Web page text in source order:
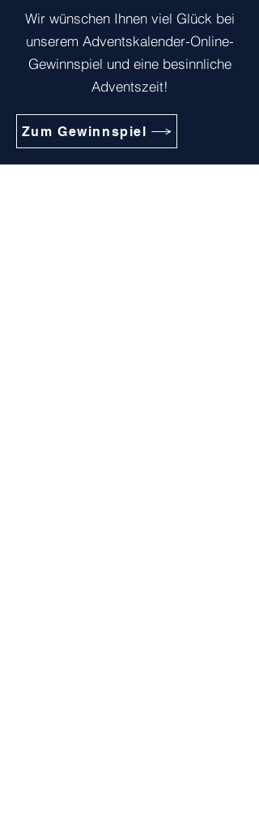
Wir wünschen Ihnen viel Glück bei
unserem Adventskalender-Online-
Gewinnspiel und eine besinnliche
Adventszeit!
Zum Gewinnspiel